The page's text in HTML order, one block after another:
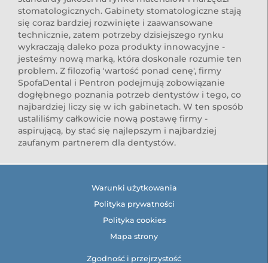
stomatologicznych. Gabinety stomatologiczne stają
się coraz bardziej rozwinięte i zaawansowane
technicznie, zatem potrzeby dzisiejszego rynku
wykraczają daleko poza produkty innowacyjne -
jesteśmy nową marką, która doskonale rozumie ten
problem. Z filozofią 'wartość ponad cenę', firmy
SpofaDental i Pentron podejmują zobowiązanie
dogłębnego poznania potrzeb dentystów i tego, co
najbardziej liczy się w ich gabinetach. W ten sposób
ustaliliśmy całkowicie nową postawę firmy -
aspirującą, by stać się najlepszym i najbardziej
zaufanym partnerem dla dentystów.
Warunki użytkowania
Polityka prywatności
Polityka cookies
Mapa strony
Zgodność i przejrzystość